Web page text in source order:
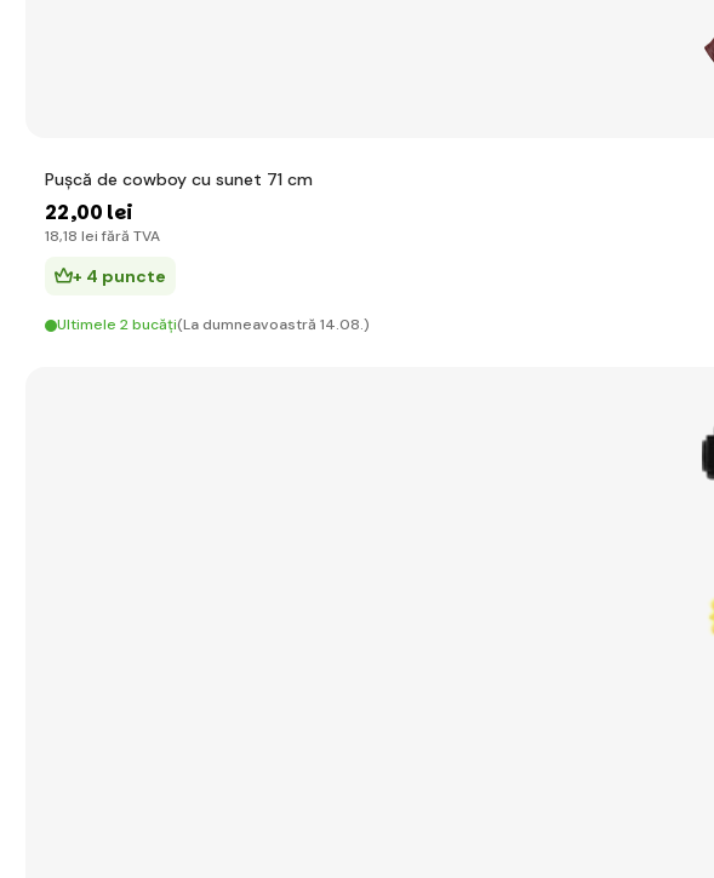
Pușcă de cowboy cu sunet 71 cm
22,00 lei
18,18 lei fără TVA
+ 4 puncte
Ultimele 2 bucăți(La dumneavoastră 14.08.)